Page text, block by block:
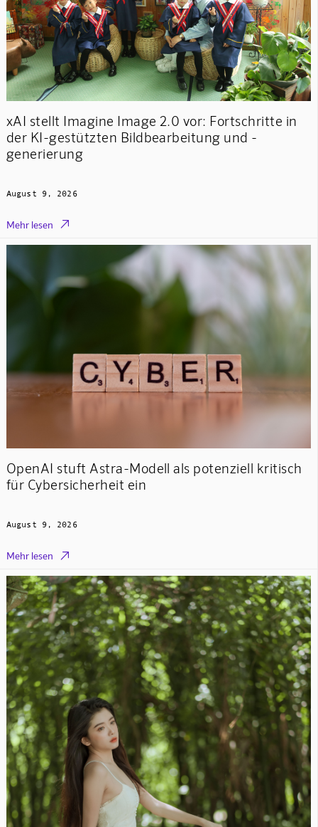
xAI stellt Imagine Image 2.0 vor: Fortschritte in
der KI-gestützten Bildbearbeitung und -
generierung
August 9, 2026
Mehr lesen 
OpenAI stuft Astra-Modell als potenziell kritisch
für Cybersicherheit ein
August 9, 2026
Mehr lesen 